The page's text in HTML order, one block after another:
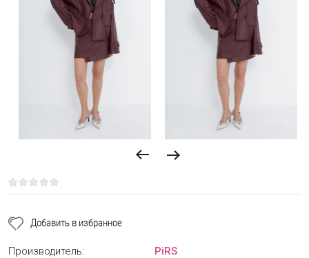
Добавить в избранное
Производитель:
PiRS